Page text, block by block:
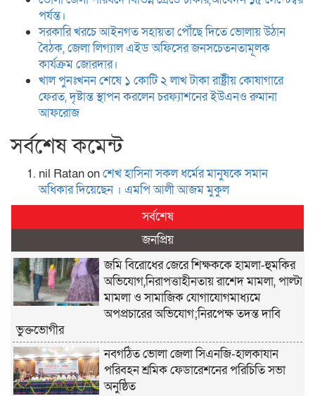
পর্যন্ত।
সরকারি খরচে আইনগত সহায়তা পৌঁছে দিতে ভোলায় উঠান
বৈঠক, জেলা লিগ্যাল এইড অফিসের জনসচেতনতামূলক
কার্যক্রম জোরদার।
খাল পুনঃখনন শেষে ১ কোটি ২ লাখ টাকা রাষ্ট্রীয় কোষাগারে
ফেরত, দৃষ্টান্ত স্থাপন করলেন চরফ্যাশনের ইউএনও রুমানা
আফরোজ
সর্বশেষ কমেন্ট
nil Ratanonশেখ হা‌সিনা সকল ধ‌র্মের মানু‌ষকে সমান
অ‌ধিকার দি‌য়ে‌ছেন । এম‌পি আলী আজম মুকুল
সর্বশেষ
জনপ্রিয়
জমি বিরোধের জেরে শিক্ষককে হামলা-হুমকির
অভিযোগ,নিরাপত্তাহীনতায় রাশেদ মামলা, পাল্টা
মামলা ও সামাজিক যোগাযোগমাধ্যমে
অপপ্রচারের অভিযোগ;নিরপেক্ষ তদন্ত দাবি
ভুক্তভোগীর
নবগঠিত ভোলা জেলা সিএনজি-হালকাযান
পরিবহন শ্রমিক ফেডারেশনের পরিচিতি সভা
অনুষ্ঠিত